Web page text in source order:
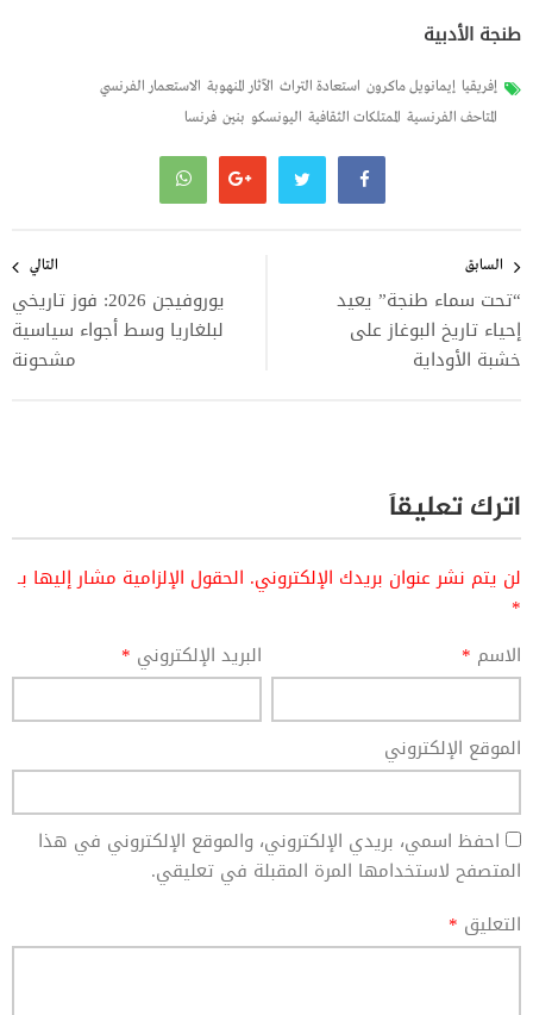
طنجة الأدبية
إفريقيا إيمانويل ماكرون استعادة التراث الآثار المنهوبة الاستعمار الفرنسي
المتاحف الفرنسية الممتلكات الثقافية اليونسكو بنين فرنسا
المقالات
السابق
“تحت سماء طنجة” يعيد
إحياء تاريخ البوغاز على
خشبة الأوداية
التالي
يوروفيجن 2026: فوز تاريخي
لبلغاريا وسط أجواء سياسية
مشحونة
اترك تعليقاً
لن يتم نشر عنوان بريدك الإلكتروني. الحقول الإلزامية مشار إليها بـ
*
الاسم * البريد الإلكتروني *
الموقع الإلكتروني
احفظ اسمي، بريدي الإلكتروني، والموقع الإلكتروني في هذا
المتصفح لاستخدامها المرة المقبلة في تعليقي.
التعليق *